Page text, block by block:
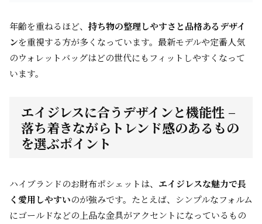
年齢を重ねるほど、 持ち物の整理しやすさと品格あるデザイ
ンを重視する方が多くなっています。最新モデルや定番人気
のウォレットバッグはどの世代にもフィットしやすくなって
います。
エイジレスに合うデザインと機能性 –
落ち着きながらトレンド感のあるもの
を選ぶポイント
ハイブランドのお財布ポシェットは、 エイジレスな魅力で長
く愛用しやすいのが強みです。たとえば、シンプルなフォルム
にゴールドなどの上品な金具がアクセントになっているもの